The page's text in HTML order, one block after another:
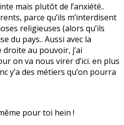
mais plutôt de l’anxiété..
parce qu’ils m’interdisent
religieuses (alors qu’ils
du pays.. Aussi avec la
droite au pouvoir, j’ai
on va nous virer d’ici. en plus
y’a des métiers qu’on pourra
pour toi hein !